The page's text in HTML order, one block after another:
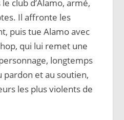
club d’Alamo, armé,
Il affronte les
puis tue Alamo avec
qui lui remet une
longtemps
pardon et au soutien,
les plus violents de